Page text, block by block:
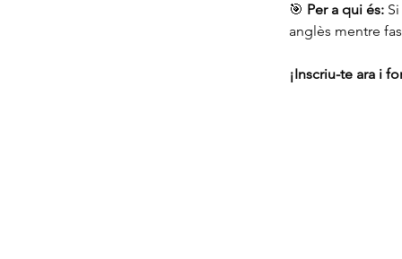
🎯 Per a qui és:
anglès mentre
¡Inscriu-te ara i